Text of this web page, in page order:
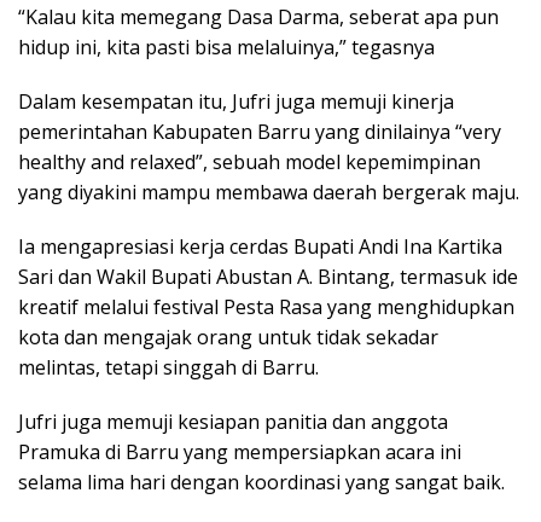
“Kalau kita memegang Dasa Darma, seberat apa pun
hidup ini, kita pasti bisa melaluinya,” tegasnya
Dalam kesempatan itu, Jufri juga memuji kinerja
pemerintahan Kabupaten Barru yang dinilainya “very
healthy and relaxed”, sebuah model kepemimpinan
yang diyakini mampu membawa daerah bergerak maju.
Ia mengapresiasi kerja cerdas Bupati Andi Ina Kartika
Sari dan Wakil Bupati Abustan A. Bintang, termasuk ide
kreatif melalui festival Pesta Rasa yang menghidupkan
kota dan mengajak orang untuk tidak sekadar
melintas, tetapi singgah di Barru.
Jufri juga memuji kesiapan panitia dan anggota
Pramuka di Barru yang mempersiapkan acara ini
selama lima hari dengan koordinasi yang sangat baik.